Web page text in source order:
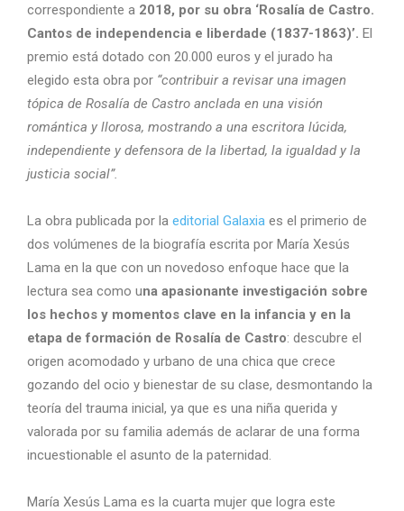
correspondiente a 2018, por su obra ‘Rosalía de Castro.
Cantos de independencia e liberdade (1837-1863)’. El
premio está dotado con 20.000 euros y el jurado ha
elegido esta obra por “contribuir a revisar una imagen
tópica de Rosalía de Castro anclada en una visión
romántica y llorosa, mostrando a una escritora lúcida,
independiente y defensora de la libertad, la igualdad y la
justicia social”.
La obra publicada por la editorial Galaxia es el primerio de
dos volúmenes de la biografía escrita por María Xesús
Lama en la que con un novedoso enfoque hace que la
lectura sea como una apasionante investigación sobre
los hechos y momentos clave en la infancia y en la
etapa de formación de Rosalía de Castro: descubre el
origen acomodado y urbano de una chica que crece
gozando del ocio y bienestar de su clase, desmontando la
teoría del trauma inicial, ya que es una niña querida y
valorada por su familia además de aclarar de una forma
incuestionable el asunto de la paternidad.
María Xesús Lama es la cuarta mujer que logra este